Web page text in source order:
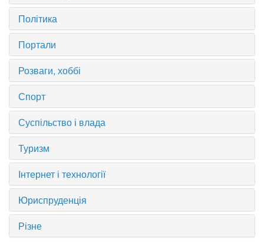
Політика
Портали
Розваги, хоббі
Спорт
Суспільство і влада
Туризм
Інтернет і технології
Юриспруденція
Різне